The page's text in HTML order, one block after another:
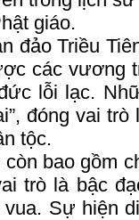
giáo.
đảo Triều
các vương
lỗi lạc.
đóng vai trò
tộc.
còn bao gồm
trò là bậc
Sự hiện